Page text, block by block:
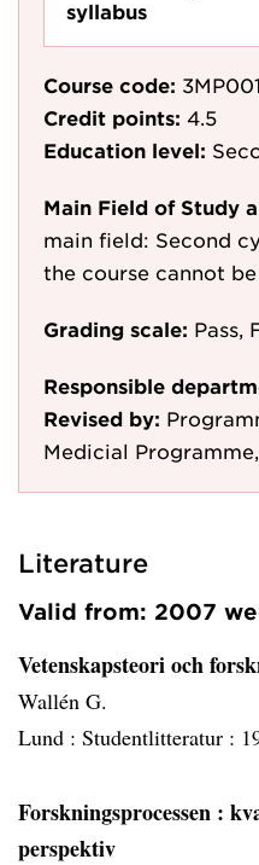
syllabus
Course code: 3MP001
Credit points: 4.5
Education level:
Main Field of Study
main field: Second
the course cannot
Grading scale: Pass,
Responsible
Revised by:
Medicial
Literature
Valid from: 2007
Vetenskapsteori och
Wallén G.
Lund : Studentlitteratur :
Forskningsprocessen :
perspektiv